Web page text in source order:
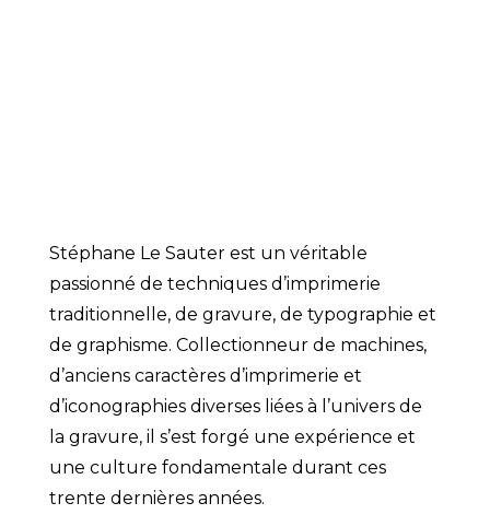
Stéphane Le Sauter est un véritable
passionné de techniques d’imprimerie
traditionnelle, de gravure, de typographie et
de graphisme. Collectionneur de machines,
d’anciens caractères d’imprimerie et
d’iconographies diverses liées à l’univers de
la gravure, il s’est forgé une expérience et
une culture fondamentale durant ces
trente dernières années.